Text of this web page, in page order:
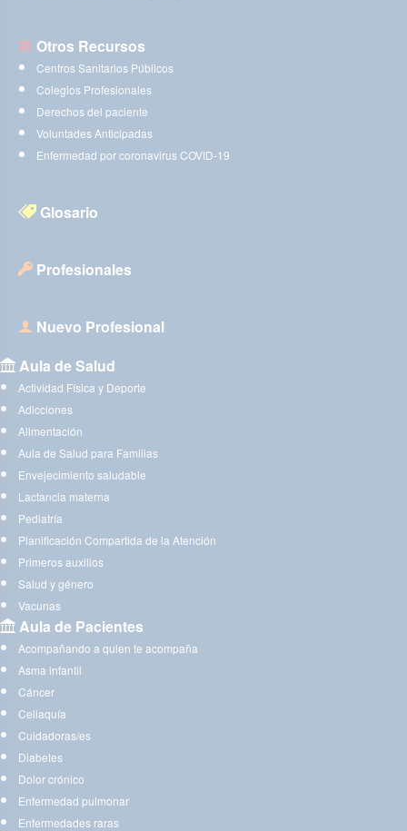
Otros Recursos
Centros Sanitarios Públicos
Colegios Profesionales
Derechos del paciente
Voluntades Anticipadas
Enfermedad por coronavirus COVID-19
Glosario
Profesionales
Nuevo Profesional
Aula de Salud
Actividad Física y Deporte
Adicciones
Alimentación
Aula de Salud para Familias
Envejecimiento saludable
Lactancia materna
Pediatría
Planificación Compartida de la Atención
Primeros auxilios
Salud y género
Vacunas
Aula de Pacientes
Acompañando a quien te acompaña
Asma infantil
Cáncer
Celiaquía
Cuidadoras/es
Diabetes
Dolor crónico
Enfermedad pulmonar
Enfermedades raras